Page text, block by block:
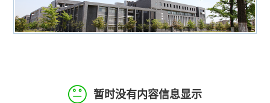
暂时没有内容信息显示